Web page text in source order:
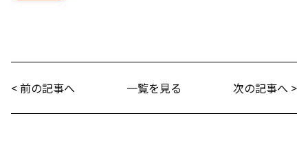
< 前の記事へ 一覧を見る 次の記事へ >